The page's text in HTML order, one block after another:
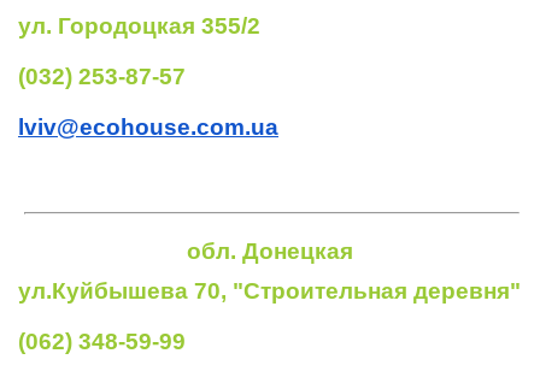
ул. Городоцкая 355/2
(032) 253-87-57
lviv@ecohouse.com.ua
обл. Донецкая
ул.Куйбышева 70, "Строительная деревня"
(062) 348-59-99